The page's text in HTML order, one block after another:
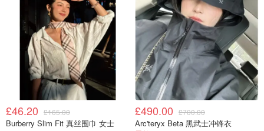
欧逆们心中排行第四名！（ 英亚购买链接）
NO.5 农心浣熊面
产品英文名：Nongshim Stir-Fry Noodle Neoguri
£46.20 £165.00
Burberry Slim Fit 真丝围巾 女士
£490.00 £700.00
Arc'teryx Beta 黑武士冲锋衣